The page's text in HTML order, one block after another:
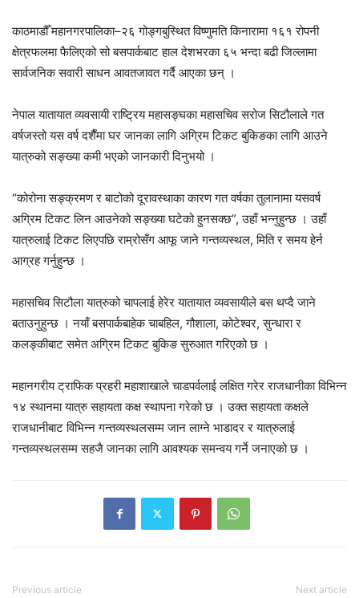
काठमाडौँ महानगरपालिका–२६ गोङ्गबुस्थित विष्णुमति किनारामा १६१ रोपनी
क्षेत्रफलमा फैलिएको सो बसपार्कबाट हाल देशभरका ६५ भन्दा बढी जिल्लामा
सार्वजनिक सवारी साधन आवतजावत गर्दै आएका छन् ।
नेपाल यातायात व्यवसायी राष्ट्रिय महासङ्घका महासचिव सरोज सिटौलाले गत
वर्षजस्तो यस वर्ष दशैँमा घर जानका लागि अग्रिम टिकट बुकिङका लागि आउने
यात्रुको सङ्ख्या कमी भएको जानकारी दिनुभयो ।
“कोरोना सङ्क्रमण र बाटोको दूरावस्थाका कारण गत वर्षका तुलानामा यसवर्ष
अग्रिम टिकट लिन आउनेको सङ्ख्या घटेको हुनसक्छ”, उहाँ भन्नुहुन्छ । उहाँ
यात्रुलाई टिकट लिएपछि राम्रोसँग आफू जाने गन्तव्यस्थल, मिति र समय हेर्न
आग्रह गर्नुहुन्छ ।
महासचिव सिटौला यात्रुको चापलाई हेरेर यातायात व्यवसायीले बस थप्दै जाने
बताउनुहुन्छ । नयाँ बसपार्कबाहेक चाबहिल, गौशाला, कोटेश्वर, सुन्धारा र
कलङ्कीबाट समेत अग्रिम टिकट बुकिङ सुरुआत गरिएको छ ।
महानगरीय ट्राफिक प्रहरी महाशाखाले चाडपर्वलाई लक्षित गरेर राजधानीका विभिन्न
१४ स्थानमा यात्रु सहायता कक्ष स्थापना गरेको छ । उक्त सहायता कक्षले
राजधानीबाट विभिन्न गन्तव्यस्थलसम्म जान लाग्ने भाडादर र यात्रुलाई
गन्तव्यस्थलसम्म सहजै जानका लागि आवश्यक समन्वय गर्ने जनाएको छ ।
Previous article Next article